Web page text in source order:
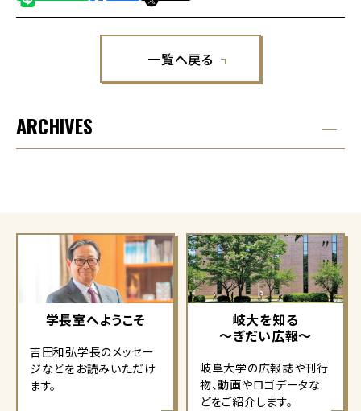
一覧へ戻る
ARCHIVES
学長室へようこそ
吉田和弘学長のメッセー
ジなどをお読みいただけ
ます。
岐大を知る
～ぎだい広報～
岐阜大学の広報誌や刊行
物、動画やロゴデータな
どをご紹介します。